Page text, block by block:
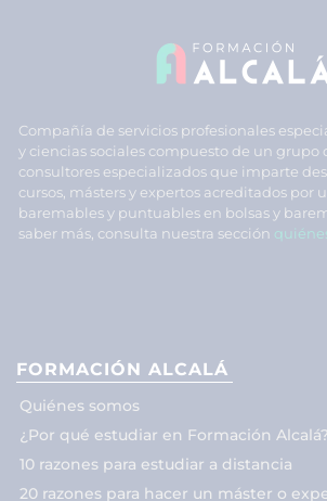
Compañía de servicios profesionales
y ciencias sociales compuesto de un grupo
consultores especializados que imparte
cursos, másters y expertos acreditados por
baremables y puntuables en bolsas y
saber más, consulta nuestra sección
FORMACIÓN ALCALÁ
Quiénes somos
¿Por qué estudiar en Formación Alcalá?
10 razones para estudiar a distancia
20 razones para hacer un máster o